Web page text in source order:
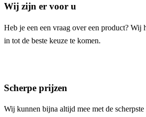
Wij zijn er voor u
Heb je een een vraag over een product? Wij
in tot de beste keuze te komen.
Scherpe prijzen
Wij kunnen bijna altijd mee met de